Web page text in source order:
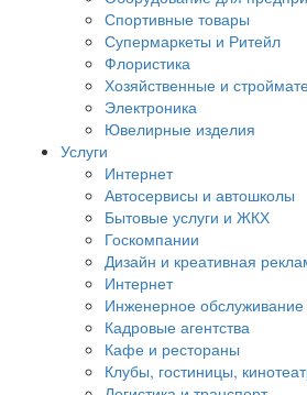
Спортивные товары
Супермаркеты и Ритейл
Флористика
Хозяйственные и
Электроника
Ювелирные изделия
Услуги
Интернет
Автосервисы и автошколы
Бытовые услуги и ЖКХ
Госкомпании
Дизайн и креативная
Интернет
Инженерное обслуживание
Кадровые агентства
Кафе и рестораны
Клубы, гостиницы,